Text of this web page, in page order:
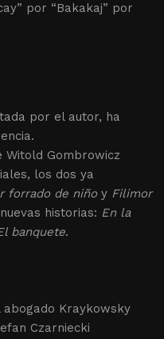
por “Bakakaj” por
por el autor, ha
Witold Gombrowicz
los dos ya
forrado de niño y Filimor
historias: En la
banquete.
Kraykowsky
Czarniecki